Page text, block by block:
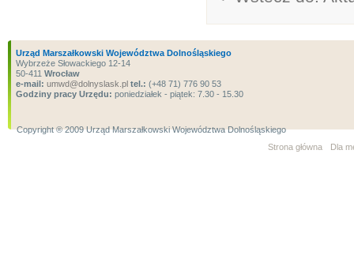
Urząd Marszałkowski Województwa Dolnośląskiego
Wybrzeże Słowackiego 12-14
50-411 Wrocław
e-mail: umwd@dolnyslask.pl tel.: (+48 71) 776 90 53
Godziny pracy Urzędu: poniedziałek - piątek: 7.30 - 15.30
Copyright ® 2009 Urząd Marszałkowski Województwa Dolnośląskiego
Strona główna
Dla